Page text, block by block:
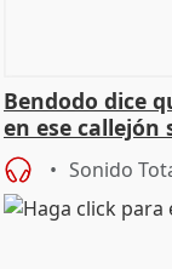
Bendodo dice
en ese callejón
Sonido